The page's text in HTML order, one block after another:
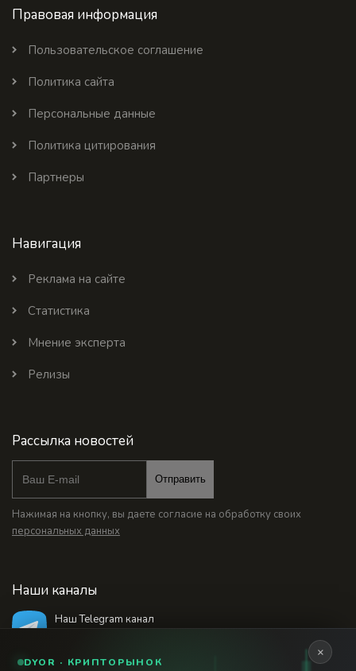
Правовая информация
Пользовательское соглашение
Политика сайта
Персональные данные
Политика цитирования
Партнеры
Навигация
Реклама на сайте
Статистика
Мнение эксперта
Релизы
Рассылка новостей
Отправить
Нажимая на кнопку, вы даете согласие на обработку своих
персональных данных
Наши каналы
Наш Telegram канал
×
DYOR · КРИПТОРЫНОК